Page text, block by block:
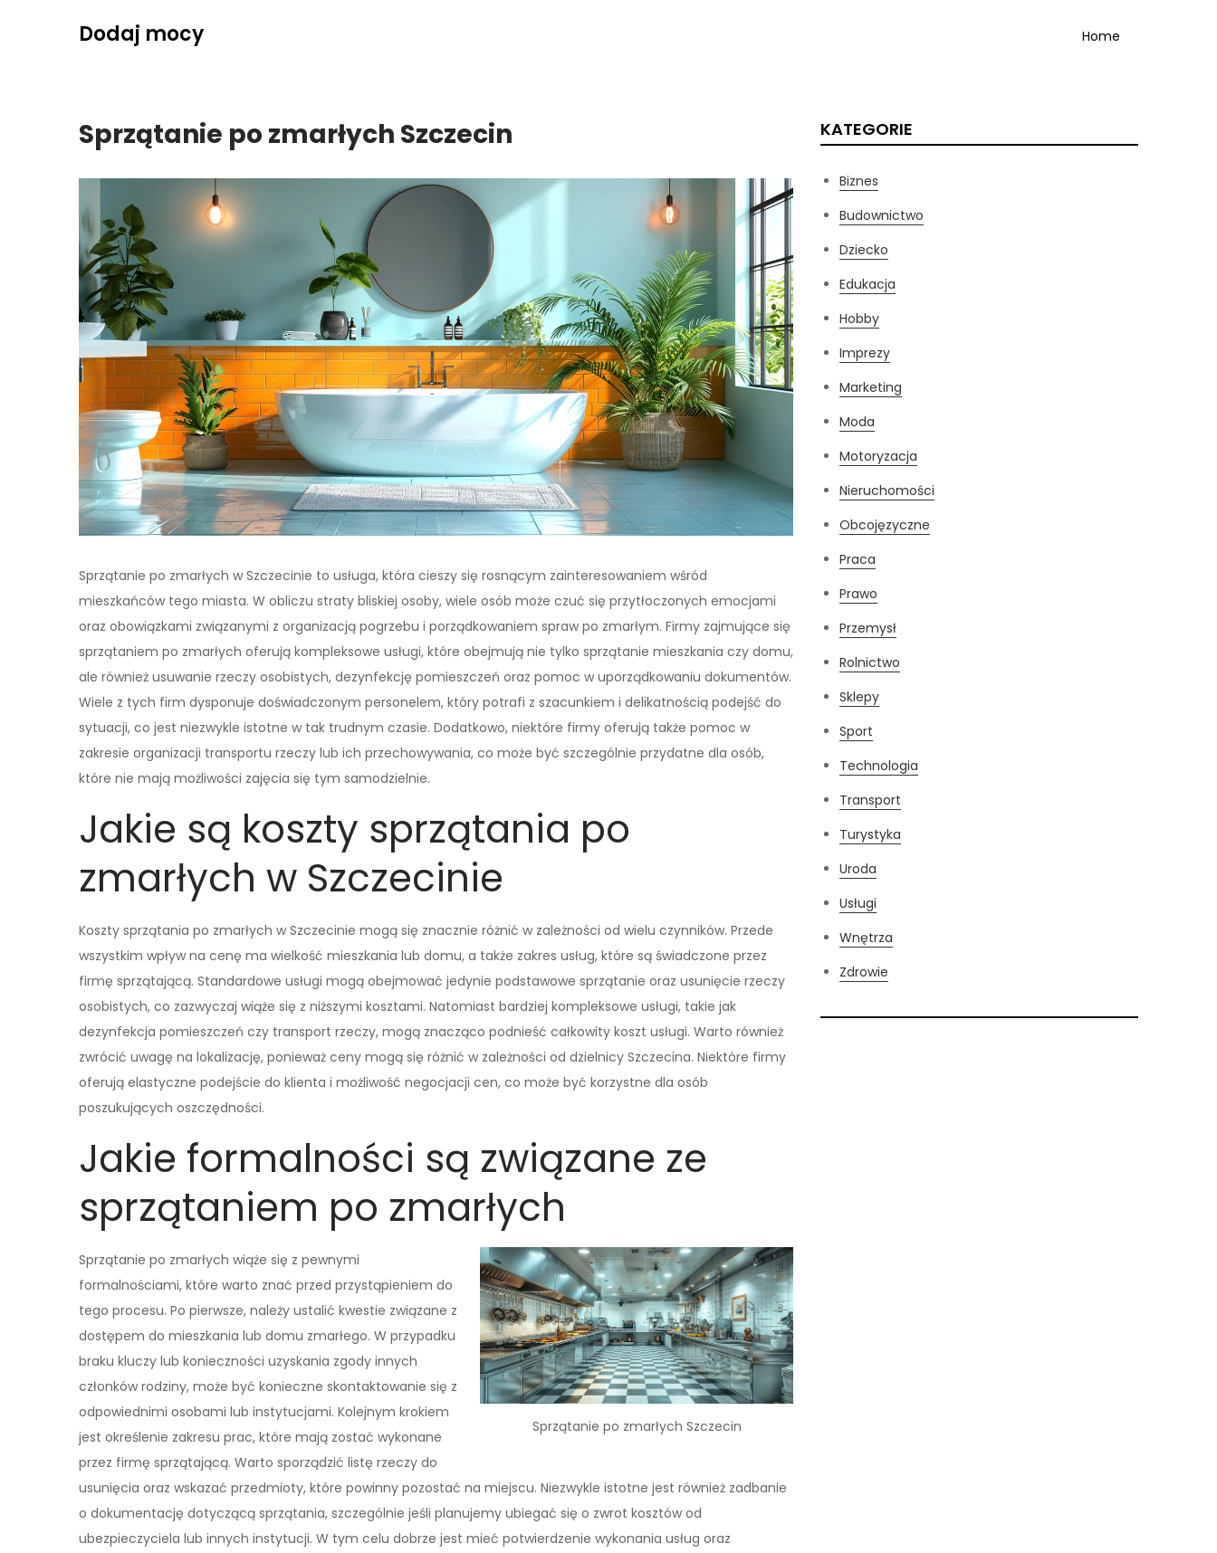
Dodaj mocy Home
Sprzątanie po zmarłych Szczecin
Sprzątanie po zmarłych w Szczecinie to usługa, która cieszy się rosnącym zainteresowaniem wśród
mieszkańców tego miasta. W obliczu straty bliskiej osoby, wiele osób może czuć się przytłoczonych emocjami
oraz obowiązkami związanymi z organizacją pogrzebu i porządkowaniem spraw po zmarłym. Firmy zajmujące się
sprzątaniem po zmarłych oferują kompleksowe usługi, które obejmują nie tylko sprzątanie mieszkania czy domu,
ale również usuwanie rzeczy osobistych, dezynfekcję pomieszczeń oraz pomoc w uporządkowaniu dokumentów.
Wiele z tych firm dysponuje doświadczonym personelem, który potrafi z szacunkiem i delikatnością podejść do
sytuacji, co jest niezwykle istotne w tak trudnym czasie. Dodatkowo, niektóre firmy oferują także pomoc w
zakresie organizacji transportu rzeczy lub ich przechowywania, co może być szczególnie przydatne dla osób,
które nie mają możliwości zajęcia się tym samodzielnie.
Jakie są koszty sprzątania po
zmarłych w Szczecinie
Koszty sprzątania po zmarłych w Szczecinie mogą się znacznie różnić w zależności od wielu czynników. Przede
wszystkim wpływ na cenę ma wielkość mieszkania lub domu, a także zakres usług, które są świadczone przez
firmę sprzątającą. Standardowe usługi mogą obejmować jedynie podstawowe sprzątanie oraz usunięcie rzeczy
osobistych, co zazwyczaj wiąże się z niższymi kosztami. Natomiast bardziej kompleksowe usługi, takie jak
dezynfekcja pomieszczeń czy transport rzeczy, mogą znacząco podnieść całkowity koszt usługi. Warto również
zwrócić uwagę na lokalizację, ponieważ ceny mogą się różnić w zależności od dzielnicy Szczecina. Niektóre firmy
oferują elastyczne podejście do klienta i możliwość negocjacji cen, co może być korzystne dla osób
poszukujących oszczędności.
Jakie formalności są związane ze
sprzątaniem po zmarłych
Sprzątanie po zmarłych Szczecin
Sprzątanie po zmarłych wiąże się z pewnymi
formalnościami, które warto znać przed przystąpieniem do
tego procesu. Po pierwsze, należy ustalić kwestie związane z
dostępem do mieszkania lub domu zmarłego. W przypadku
braku kluczy lub konieczności uzyskania zgody innych
członków rodziny, może być konieczne skontaktowanie się z
odpowiednimi osobami lub instytucjami. Kolejnym krokiem
jest określenie zakresu prac, które mają zostać wykonane
przez firmę sprzątającą. Warto sporządzić listę rzeczy do
usunięcia oraz wskazać przedmioty, które powinny pozostać na miejscu. Niezwykle istotne jest również zadbanie
o dokumentację dotyczącą sprzątania, szczególnie jeśli planujemy ubiegać się o zwrot kosztów od
ubezpieczyciela lub innych instytucji. W tym celu dobrze jest mieć potwierdzenie wykonania usług oraz
KATEGORIE
Biznes
Budownictwo
Dziecko
Edukacja
Hobby
Imprezy
Marketing
Moda
Motoryzacja
Nieruchomości
Obcojęzyczne
Praca
Prawo
Przemysł
Rolnictwo
Sklepy
Sport
Technologia
Transport
Turystyka
Uroda
Usługi
Wnętrza
Zdrowie